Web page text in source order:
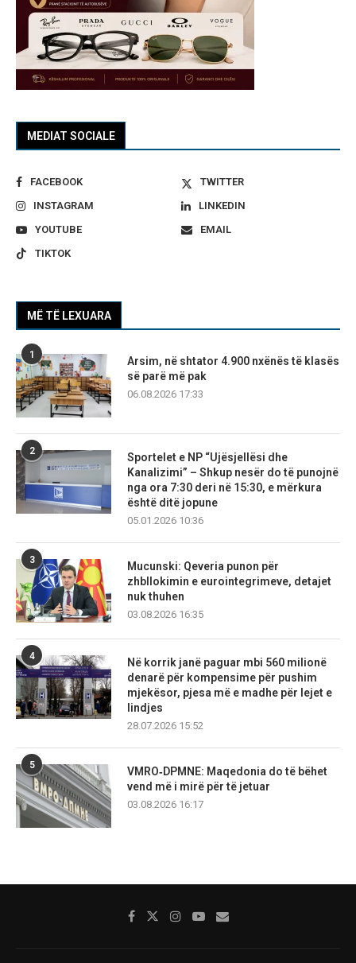
MEDIAT SOCIALE
FACEBOOK
TWITTER
INSTAGRAM
LINKEDIN
YOUTUBE
EMAIL
TIKTOK
MË TË LEXUARA
1
Arsim, në shtator 4.900 nxënës të klasës
së parë më pak
06.08.2026 17:33
2
Sportelet e NP “Ujësjellësi dhe
Kanalizimi” – Shkup nesër do të punojnë
nga ora 7:30 deri në 15:30, e mërkura
është ditë jopune
05.01.2026 10:36
3
Mucunski: Qeveria punon për
zhbllokimin e eurointegrimeve, detajet
nuk thuhen
03.08.2026 16:35
4
Në korrik janë paguar mbi 560 milionë
denarë për kompensime për pushim
mjekësor, pjesa më e madhe për lejet e
lindjes
28.07.2026 15:52
5
VMRO‑DPMNE: Maqedonia do të bëhet
vend më i mirë për të jetuar
03.08.2026 16:17